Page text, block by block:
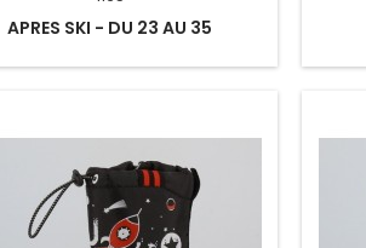
APRES SKI - DU 23 AU 35